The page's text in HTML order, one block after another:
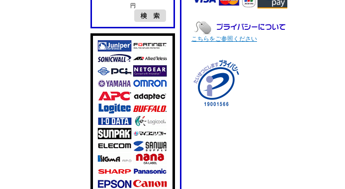
こちらをご参照ください
円